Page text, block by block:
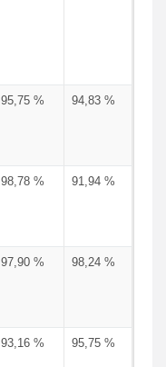
95,75 % 94,83 %
98,78 % 91,94 %
97,90 % 98,24 %
93,16 % 95,75 %